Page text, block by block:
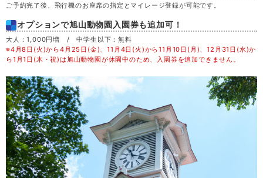
月 31
ご予約完了後、飛行機のお座席の指定とマイレージ登録が可能です。
オプションで旭山動物園入園券も追加可！
大人：1,000円増 / 中学生以下：無料
※4月8日(火)から4月25日(金)、11月4日(火)から11月10日(月)、12月31日(水)か
ら1月1日(木・祝)は旭山動物園が休園中のため、入園券を追加できません。